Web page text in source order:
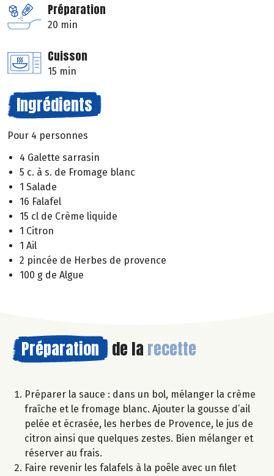
Préparation
20 min
Cuisson
15 min
Ingrédients
Pour 4 personnes
4 Galette sarrasin
5 c. à s. de Fromage blanc
1 Salade
16 Falafel
15 cl de Crème liquide
1 Citron
1 Ail
2 pincée de Herbes de provence
100 g de Algue
Préparation de la recette
Préparer la sauce : dans un bol, mélanger la crème
fraîche et le fromage blanc. Ajouter la gousse d’ail
pelée et écrasée, les herbes de Provence, le jus de
citron ainsi que quelques zestes. Bien mélanger et
réserver au frais.
Faire revenir les falafels à la poêle avec un filet